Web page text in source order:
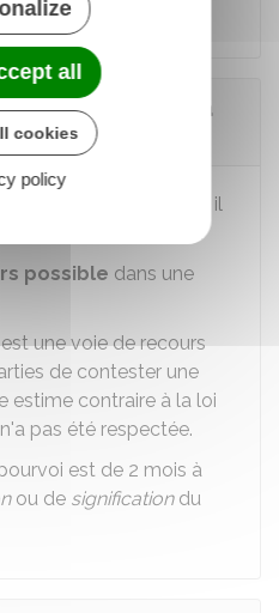
initialement.
jugement de la
par la cour d'appel, il
.
possible dans une
une voie de recours
de contester une
estime contraire à la loi
pas été respectée.
est de 2 mois à
ou de significationdu
all
cookies
policy